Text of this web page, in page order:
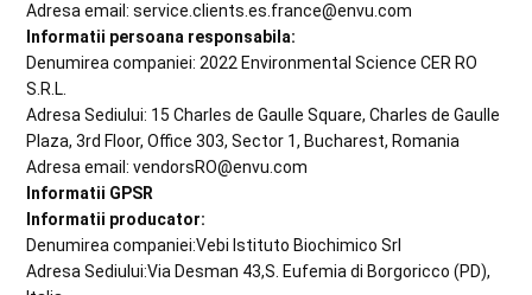
Adresa email: service.clients.es.france@envu.com
Informatii persoana responsabila:
Denumirea companiei: 2022 Environmental Science CER RO
S.R.L.
Adresa Sediului: 15 Charles de Gaulle Square, Charles de Gaulle
Plaza, 3rd Floor, Office 303, Sector 1, Bucharest, Romania
Adresa email: vendorsRO@envu.com
Informatii GPSR
Informatii producator:
Denumirea companiei:Vebi Istituto Biochimico Srl
Adresa Sediului:Via Desman 43,S. Eufemia di Borgoricco (PD),